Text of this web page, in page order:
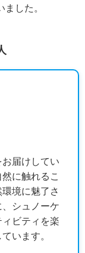
した。
届けしてい
に触れるこ
境に魅了さ
シュノーケ
ビティを楽
います。